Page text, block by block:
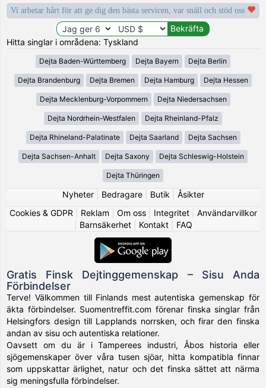
Vi arbetar hårt för att ge dig den bästa servicen, var snäll och stöd oss
Hitta singlar i områdena: Tyskland
Dejta Baden-Württemberg Dejta Bayern Dejta Berlin
Dejta Brandenburg Dejta Bremen Dejta Hamburg Dejta Hessen
Dejta Mecklenburg-Vorpommern Dejta Niedersachsen
Dejta Nordrhein-Westfalen Dejta Rheinland-Pfalz
Dejta Rhineland-Palatinate Dejta Saarland Dejta Sachsen
Dejta Sachsen-Anhalt Dejta Saxony Dejta Schleswig-Holstein
Dejta Thüringen
Nyheter| Bedragare| Butik
Åsikter
Cookies & GDPR
Reklam Om oss| Integritet| Användarvillkor
Barnsäkerhet| Kontakt| FAQ
Gratis Finsk Dejtinggemenskap – Sisu Anda
Förbindelser
Terve! Välkommen till Finlands mest autentiska gemenskap för
äkta förbindelser. Suomentreffit.com förenar finska singlar från
Helsingfors design till Lapplands norrsken, och firar den finska
andan av sisu och autentiska relationer.
Oavsett om du är i Tamperees industri, Åbos historia eller
sjögemenskaper över våra tusen sjöar, hitta kompatibla finnar
som uppskattar ärlighet, natur och det finska sättet att närma
sig meningsfulla förbindelser.